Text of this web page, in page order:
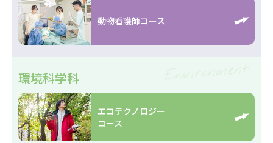
動物看護師コース
環境科学科
エコテクノロジー
コース